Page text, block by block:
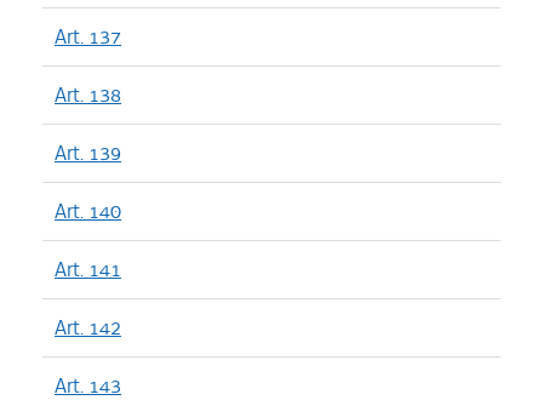
Art. 137
Art. 138
Art. 139
Art. 140
Art. 141
Art. 142
Art. 143